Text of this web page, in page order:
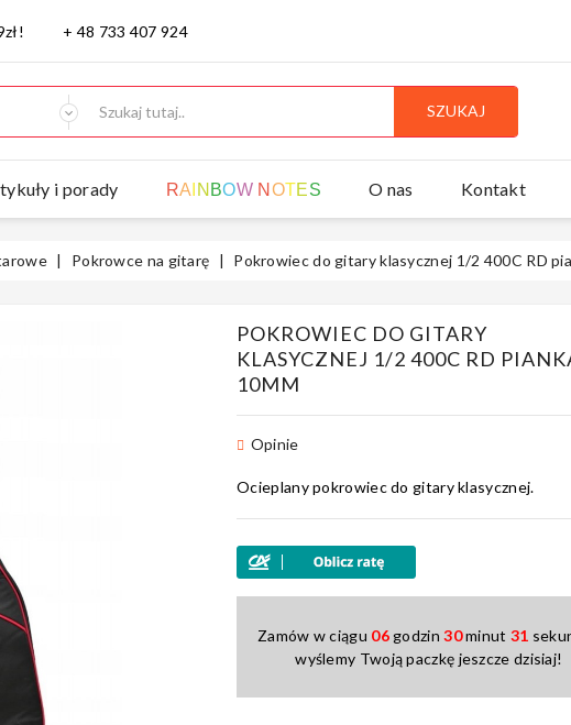
+ 48 733 407 924
SZUKAJ
i porady RA N BOW N OTES O nas Kontakt
Pokrowce na gitarę Pokrowiec do gitary klasycznej 1/2 400C RD
POKROWIEC DO GITARY
KLASYCZNEJ 1/2 400C RD
10MM
Opinie
Ocieplany pokrowiec do gitary klasycznej.
Zamów w ciągu 06 godzin 30minut 30
wyślemy Twoją paczkę jeszcze dzisiaj!